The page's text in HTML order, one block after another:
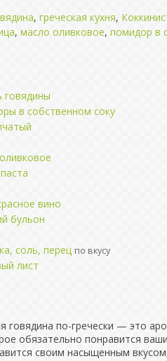
, греческая кухня,
, масло оливковое, помидор в
говядины
в собственном соку
вино
бульон
соль, перец по вкусу
лист
говядина по-гречески — это
обязательно понравится
своим насыщенным